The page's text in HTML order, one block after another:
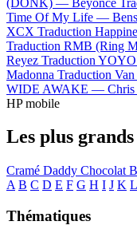
Time Of My Life —
XCX Traduction
Traduction RMB (Ring
Reyez Traduction
Madonna Traduction
WIDE AWAKE —
HP mobile
Les plus
Cramé Daddy Chocolat
A B C D E F G H I J K L
Thématiques